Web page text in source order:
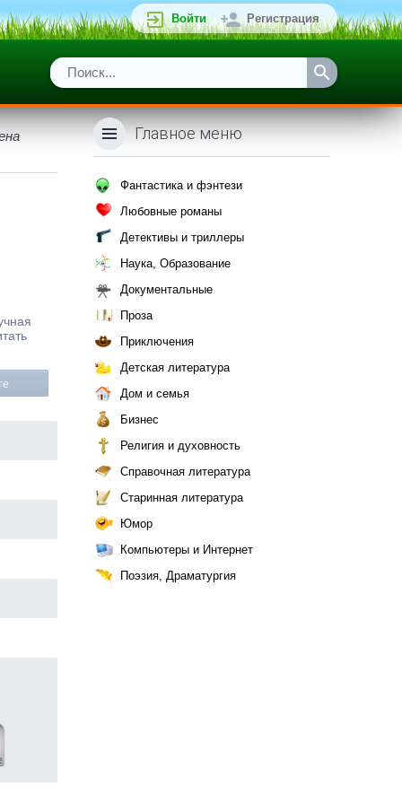
Войти Регистрация
Главное меню
Фантастика и фэнтези
Любовные романы
Детективы и триллеры
Наука, Образование
Документальные
Проза
Приключения
Детская литература
Дом и семья
Бизнес
Религия и духовность
Справочная литература
Старинная литература
Юмор
Компьютеры и Интернет
Поэзия, Драматургия